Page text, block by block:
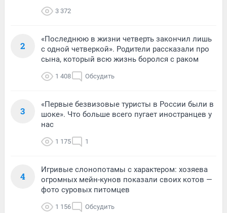
3 372
2
«Последнюю в жизни четверть закончил лишь
с одной четверкой». Родители рассказали про
сына, который всю жизнь боролся с раком
1 408 Обсудить
3
«Первые безвизовые туристы в России были в
шоке». Что больше всего пугает иностранцев у
нас
1 175 1
4
Игривые слонопотамы с характером: хозяева
огромных мейн-кунов показали своих котов —
фото суровых питомцев
1 156 Обсудить